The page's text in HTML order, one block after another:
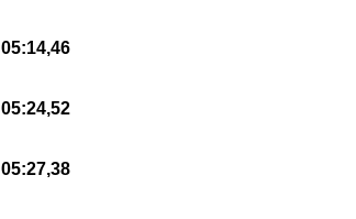
05:14,46
05:24,52
05:27,38